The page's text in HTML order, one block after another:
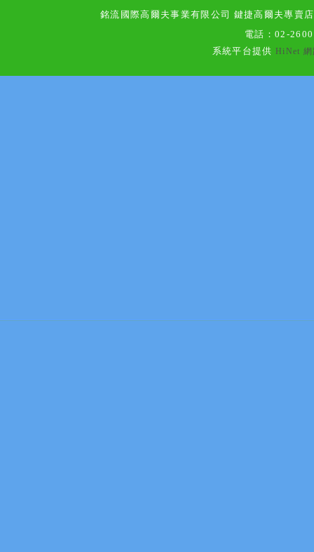
銘流國際高爾夫事業有限公司 鍵捷高爾夫專賣店
電話： 02-
系統平台提供HiNet 網